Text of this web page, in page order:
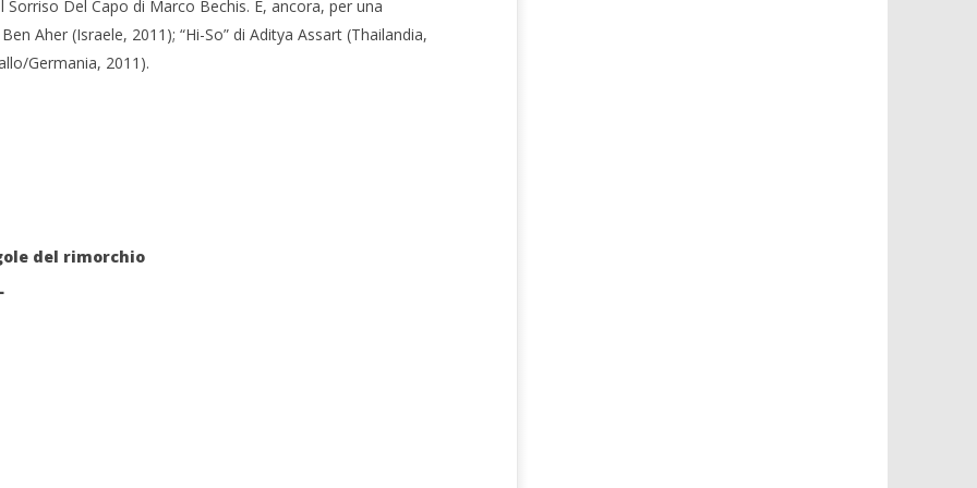
Del Capo di Marco Bechis. E, ancora, per una
Aher (Israele, 2011); “Hi-So” di Aditya Assart (Thailandia,
Germania, 2011).
del rimorchio